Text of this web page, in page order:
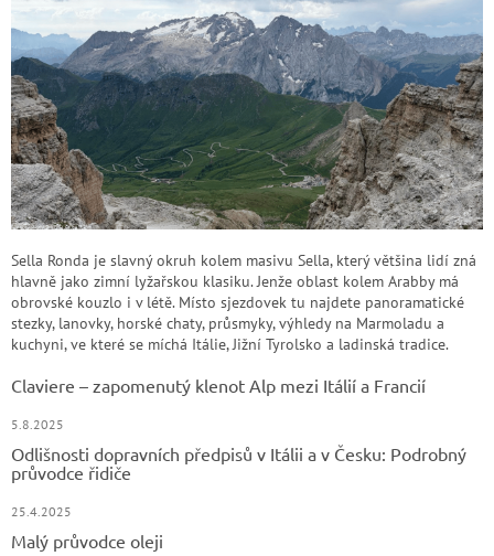
Sella Ronda je slavný okruh kolem masivu Sella, který většina lidí zná
hlavně jako zimní lyžařskou klasiku. Jenže oblast kolem Arabby má
obrovské kouzlo i v létě. Místo sjezdovek tu najdete panoramatické
stezky, lanovky, horské chaty, průsmyky, výhledy na Marmoladu a
kuchyni, ve které se míchá Itálie, Jižní Tyrolsko a ladinská tradice.
Claviere – zapomenutý klenot Alp mezi Itálií a Francií
5.8.2025
Odlišnosti dopravních předpisů v Itálii a v Česku: Podrobný
průvodce řidiče
25.4.2025
Malý průvodce oleji